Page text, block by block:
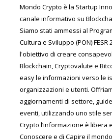
Mondo Crypto è la Startup
canale informativo su
Siamo stati ammessi al
Cultura e Sviluppo (PON) FESR
l'obiettivo di creare
Blockchain, Cryptovalute e
easy le informazioni verso le
organizzazioni e utenti.
aggiornamenti di settore,
eventi, utilizzando uno stile
Crypto l’informazione è libera
Conoscere e di Capire il